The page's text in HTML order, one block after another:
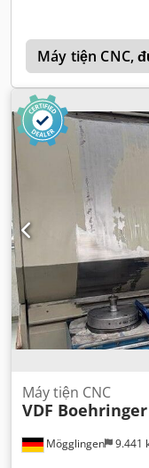
Máy tiện CNC,
Mögglingen 9.441
Máy tiện CNC
VDF Boehringer